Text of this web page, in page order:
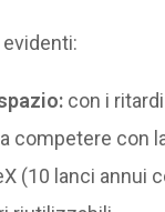
con i
competere con
(10 lanci annui